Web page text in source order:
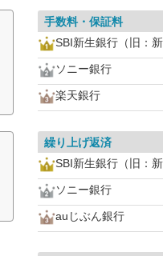
手数料・保証料
SBI新生銀行（旧：新
ソニー銀行
楽天銀行
繰り上げ返済
SBI新生銀行（旧：新
ソニー銀行
auじぶん銀行